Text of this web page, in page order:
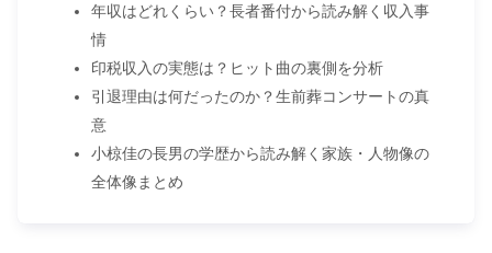
年収はどれくらい？長者番付から読み解く収入事
情
印税収入の実態は？ヒット曲の裏側を分析
引退理由は何だったのか？生前葬コンサートの真
意
小椋佳の長男の学歴から読み解く家族・人物像の
全体像まとめ